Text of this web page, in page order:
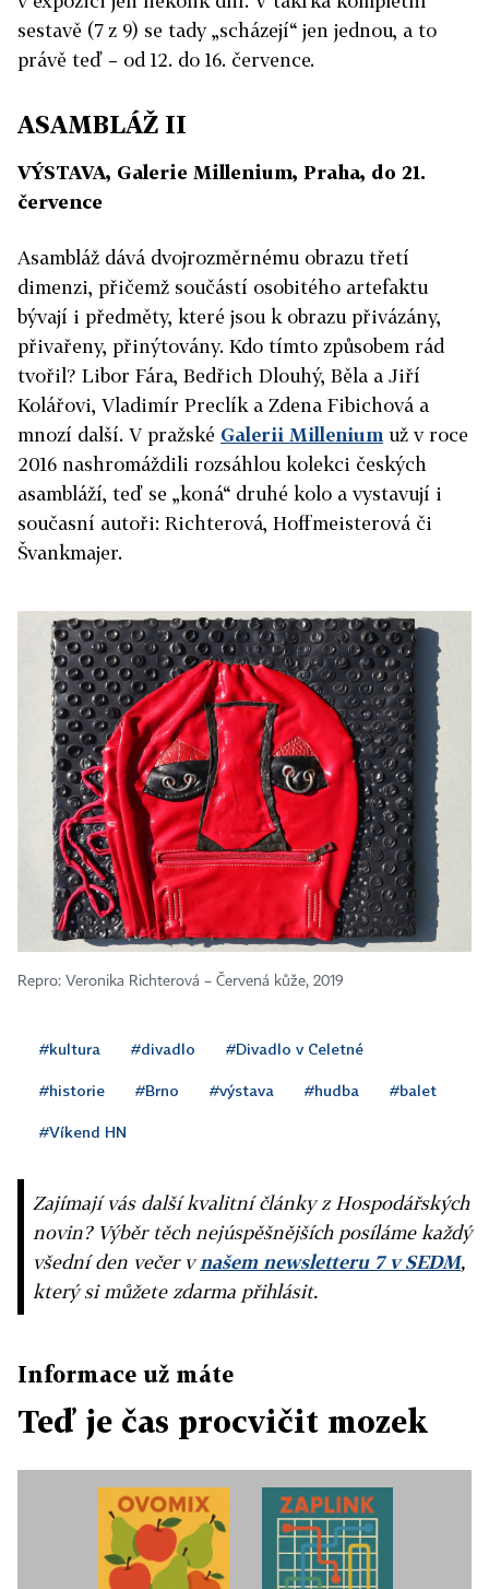
sestavě (7 z 9) se tady „scházejí“ jen jednou, a to
právě teď – od 12. do 16. července.
ASAMBLÁŽ II
VÝSTAVA, Galerie Millenium, Praha, do 21.
července
Asambláž dává dvojrozměrnému obrazu třetí
dimenzi, přičemž součástí osobitého artefaktu
bývají i předměty, které jsou k obrazu přivázány,
přivařeny, přinýtovány. Kdo tímto způsobem rád
tvořil? Libor Fára, Bedřich Dlouhý, Běla a Jiří
Kolářovi, Vladimír Preclík a Zdena Fibichová a
mnozí další. V pražské Galerii Milleniumuž v roce
2016 nashromáždili rozsáhlou kolekci českých
asambláží, teď se „koná“ druhé kolo a vystavují i
současní autoři: Richterová, Hoffmeisterová či
Švankmajer.
Repro: Veronika Richterová – Červená kůže, 2019
#kultura #divadlo #Divadlo v Celetné
#historie #Brno #výstava #hudba #balet
#Víkend HN
Zajímají vás další kvalitní články z Hospodářských
novin? Výběr těch nejúspěšnějších posíláme každý
všední den večer vnašem newsletteru 7 v SEDM,
který si můžete zdarma přihlásit.
Informace už máte
Teď je čas procvičit mozek